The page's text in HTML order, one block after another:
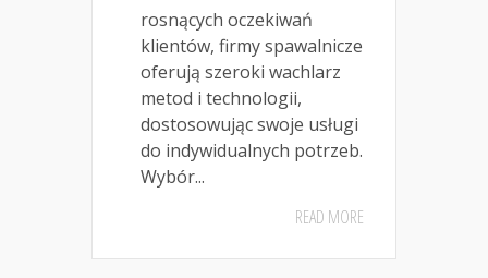
rosnących oczekiwań
klientów, firmy spawalnicze
oferują szeroki wachlarz
metod i technologii,
dostosowując swoje usługi
do indywidualnych potrzeb.
Wybór...
READ MORE